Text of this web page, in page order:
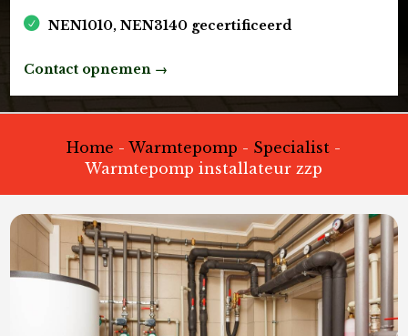
NEN1010, NEN3140 gecertificeerd
Contact opnemen →
Home -Warmtepomp - Specialist -
Warmtepomp installateur zzp